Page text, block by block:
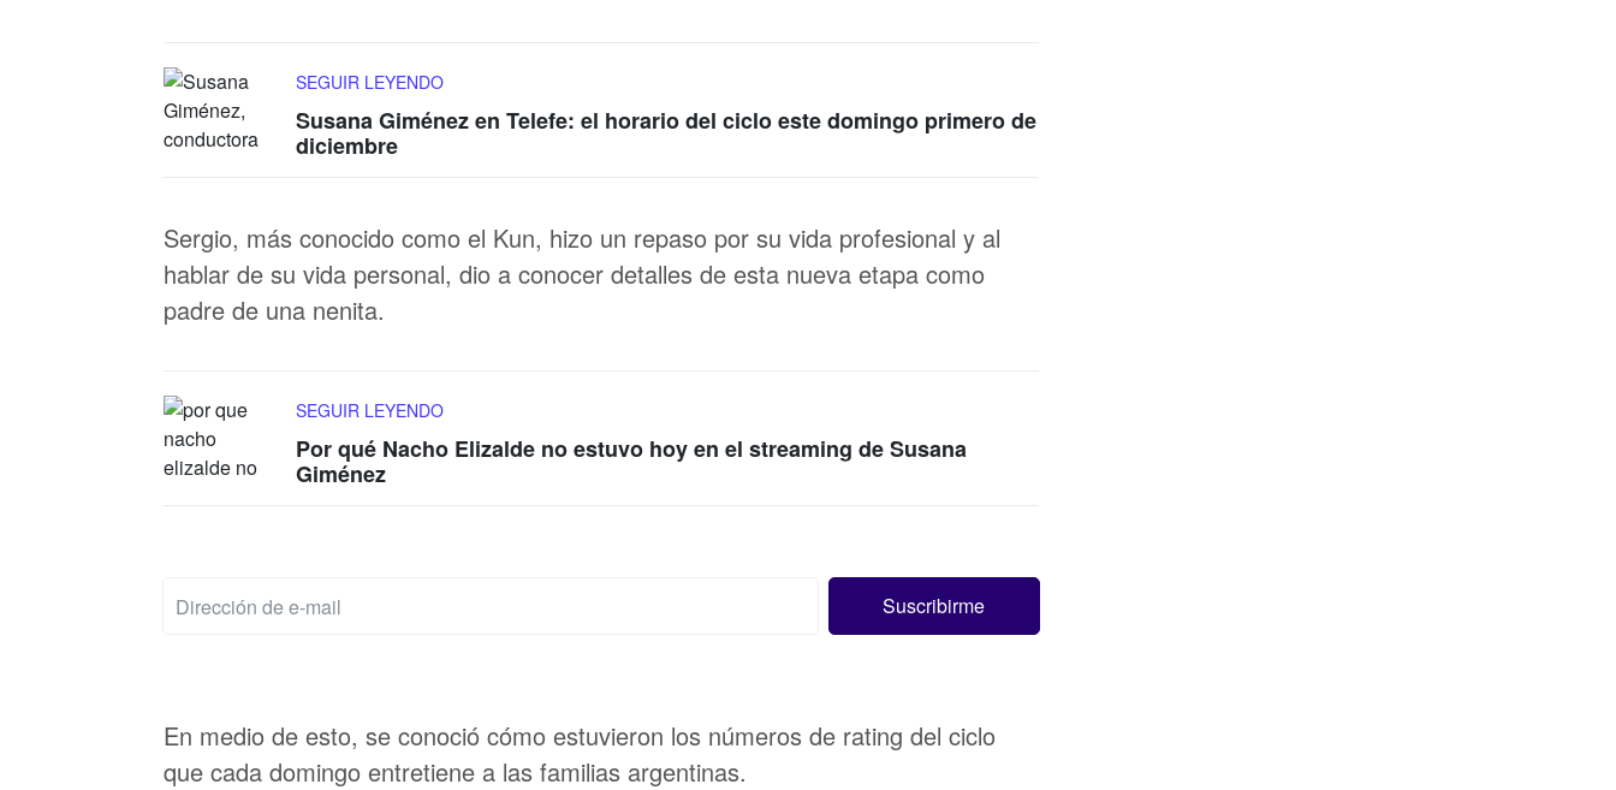
SEGUIR LEYENDO
Susana Giménez en Telefe: el horario del ciclo este domingo primero de
diciembre
Sergio, más conocido como el Kun, hizo un repaso por su vida profesional y al
hablar de su vida personal, dio a conocer detalles de esta nueva etapa como
padre de una nenita.
SEGUIR LEYENDO
Por qué Nacho Elizalde no estuvo hoy en el streaming de Susana
Giménez
En medio de esto, se conoció cómo estuvieron los números de rating del ciclo
que cada domingo entretiene a las familias argentinas.